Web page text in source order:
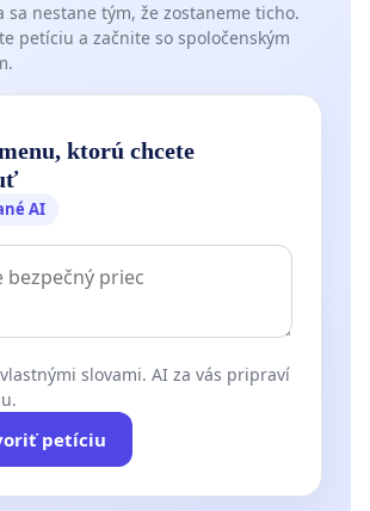
sa nestane tým, že zostaneme ticho.
petíciu a začnite so spoločenským
ktorú chcete
AI
slovami. AI za vás pripraví
petíciu